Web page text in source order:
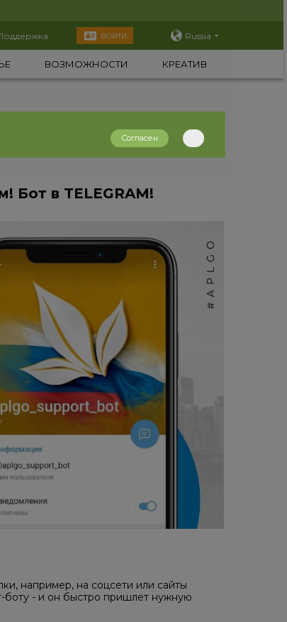
ВОЙТИ Russia
ВОЗМОЖНОСТИ КРЕАТИВ
Бот в TELEGRAM!
например, на соцсети или сайты
боту - и он быстро пришлет нужную
Согласен